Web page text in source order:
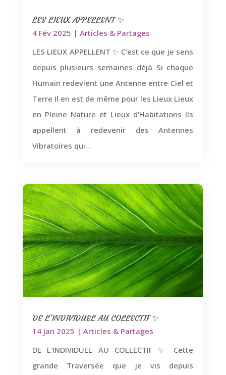
LES LIEUX APPELLENT ✨
4 Fév 2025 | Articles & Partages
LES LIEUX APPELLENT ✨ C'est ce que je sens
depuis plusieurs semaines déjà Si chaque
Humain redevient une Antenne entre Ciel et
Terre Il en est de même pour les Lieux Lieux
en Pleine Nature et Lieux d'Habitations Ils
appellent à redevenir des Antennes
Vibratoires qui...
DE L’INDIVIDUEL AU COLLECTIF ✨
14 Jan 2025 | Articles & Partages
DE L'INDIVIDUEL AU COLLECTIF ✨ Cette
grande Traversée que je vis depuis